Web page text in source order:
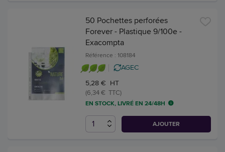
50 Pochettes perforées
Forever - Plastique 9/100e -
Exacompta
Référence : 108184
AGEC
5,28 € HT
(6,34 € TTC)
EN STOCK, LIVRÉ EN 24/48H
AJOUTER